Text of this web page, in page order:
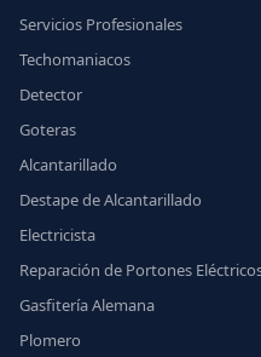
Servicios Profesionales
Techomaniacos
Detector
Goteras
Alcantarillado
Destape de Alcantarillado
Electricista
Reparación de Portones
Gasfitería Alemana
Plomero